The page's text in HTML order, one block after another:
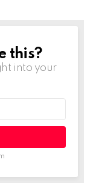
this?
into your